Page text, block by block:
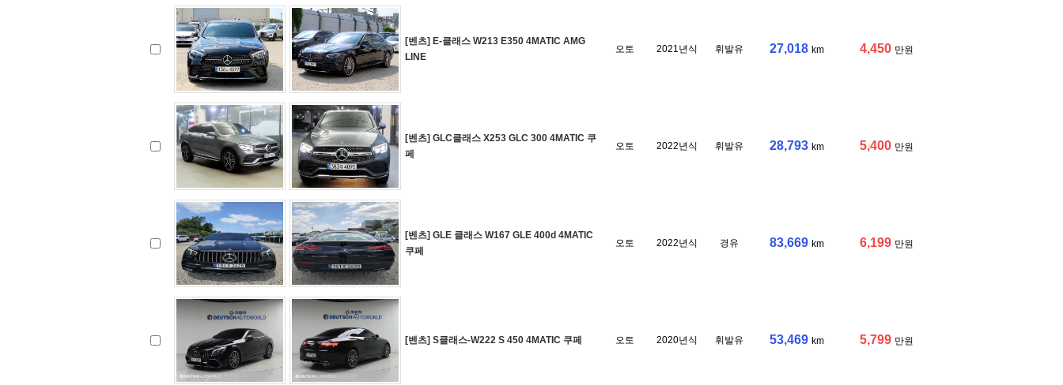
[벤츠] E-클래스 W213 E350 4MATIC AMG
LINE
오토 2021년식 휘발유 27,018 km 4,450 만원
[벤츠] GLC클래스 X253 GLC 300 4MATIC 쿠
페
오토 2022년식 휘발유 28,793 km 5,400 만원
[벤츠] GLE 클래스 W167 GLE 400d 4MATIC
쿠페
오토 2022년식 경유 83,669 km 6,199 만원
[벤츠] S클래스-W222 S 450 4MATIC 쿠페 오토 2020년식 휘발유 53,469 km 5,799 만원